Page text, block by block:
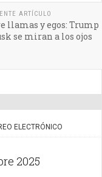
ARTÍCULO
llamas y egos: Trump
se miran a los ojos
ELECTRÓNICO
2025